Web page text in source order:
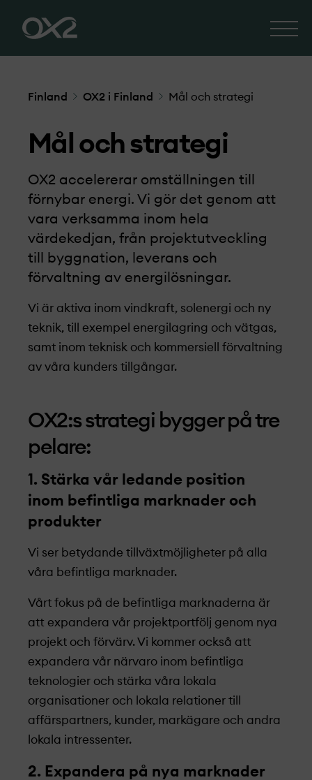
Finland OX2 i Finland Mål och strategi
Mål och strategi
OX2 accelererar omställningen till
förnybar energi. Vi gör det genom att
vara verksamma inom hela
värdekedjan, från projekt­­utveckling
till byggnation, leverans och
förvaltning av energilösningar.
Vi är aktiva inom vindkraft, solenergi och ny
teknik, till exempel energilagring och vätgas,
samt inom teknisk och kommersiell förvaltning
av våra kunders tillgångar.
OX2:s strategi bygger på tre
pelare:
1. Stärka vår ledande position
inom befintliga marknader och
produkter
Vi ser betydande tillväxtmöjligheter på alla
våra befintliga marknader.
Vårt fokus på de befintliga marknaderna är
att expandera vår projekt­­portfölj genom nya
projekt­­ och förvärv. Vi kommer också att
expandera vår närvaro inom befintliga
teknologier och stärka våra lokala
organisationer och lokala relationer till
affärspartners, kunder, markägare och andra
lokala intressenter.
2. Expandera på nya marknader